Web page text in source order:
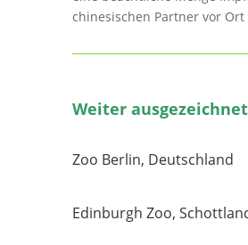
chinesischen Partner vor
Weiter
Zoo Berlin, Deutschland
Edinburgh Zoo,